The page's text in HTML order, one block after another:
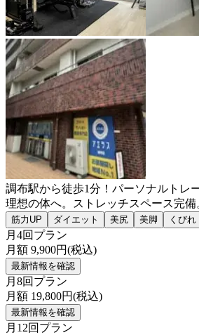
調布駅から徒歩1分！パーソナルトレ
理想の体へ。ストレッチスペース完備
筋力UP ダイエット 美尻 美脚 くびれ
月4回プラン
月額 9,900円(税込)
最新情報を確認
月8回プラン
月額 19,800円(税込)
最新情報を確認
月12回プラン